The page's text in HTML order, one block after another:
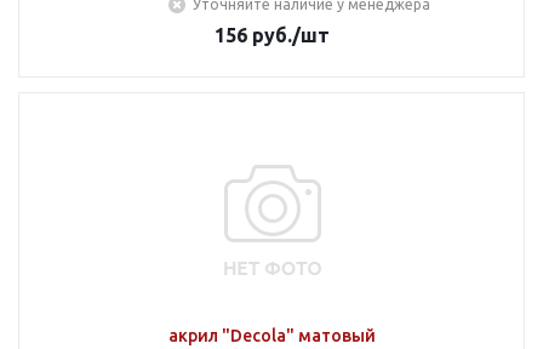
Уточняйте наличие у менеджера
156 руб./шт
акрил "Decola" матовый